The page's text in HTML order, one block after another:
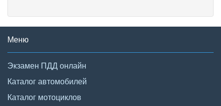
Меню
Экзамен ПДД онлайн
Каталог автомобилей
Каталог мотоциклов